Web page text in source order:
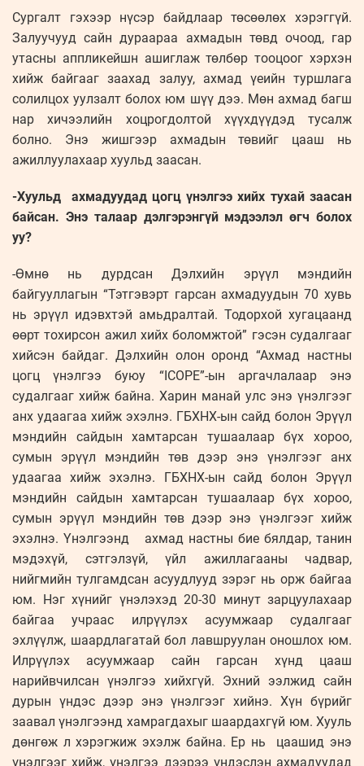
Сургалт гэхээр нүсэр байдлаар төсөөлөх хэрэггүй.
Залуучууд сайн дураараа ахмадын төвд очоод, гар
утасны аппликейшн ашиглаж төлбөр тооцоог хэрхэн
хийж байгааг заахад залуу, ахмад үеийн туршлага
солилцох уулзалт болох юм шүү дээ. Мөн ахмад багш
нар хичээлийн хоцрогдолтой хүүхдүүдэд тусалж
болно. Энэ жишгээр ахмадын төвийг цааш нь
ажиллуулахаар хуульд заасан.
-Хуульд ахмадуудад цогц үнэлгээ хийх тухай заасан
байсан. Энэ талаар дэлгэрэнгүй мэдээлэл өгч болох
уу?
-Өмнө нь дурдсан Дэлхийн эрүүл мэндийн
байгууллагын “Тэтгэвэрт гарсан ахмадуудын 70 хувь
нь эрүүл идэвхтэй амьдралтай. Тодорхой хугацаанд
өөрт тохирсон ажил хийх боломжтой” гэсэн судалгааг
хийсэн байдаг. Дэлхийн олон оронд “Ахмад настны
цогц үнэлгээ буюу “ICOPE”-ын аргачлалаар энэ
судалгааг хийж байна. Харин манай улс энэ үнэлгээг
анх удаагаа хийж эхэлнэ. ГБХНХ-ын сайд болон Эрүүл
мэндийн сайдын хамтарсан тушаалаар бүх хороо,
сумын эрүүл мэндийн төв дээр энэ үнэлгээг анх
удаагаа хийж эхэлнэ. ГБХНХ-ын сайд болон Эрүүл
мэндийн сайдын хамтарсан тушаалаар бүх хороо,
сумын эрүүл мэндийн төв дээр энэ үнэлгээг хийж
эхэлнэ. Үнэлгээнд ахмад настны бие бялдар, танин
мэдэхүй, сэтгэлзүй, үйл ажиллагааны чадвар,
нийгмийн тулгамдсан асуудлууд зэрэг нь орж байгаа
юм. Нэг хүнийг үнэлэхэд 20-30 минут зарцуулахаар
байгаа учраас илрүүлэх асуумжаар судалгааг
эхлүүлж, шаардлагатай бол лавшруулан оношлох юм.
Илрүүлэх асуумжаар сайн гарсан хүнд цааш
нарийвчилсан үнэлгээ хийхгүй. Эхний ээлжид сайн
дурын үндэс дээр энэ үнэлгээг хийнэ. Хүн бүрийг
заавал үнэлгээнд хамрагдахыг шаардахгүй юм. Хууль
дөнгөж л хэрэгжиж эхэлж байна. Ер нь цаашид энэ
үнэлгээг хийж, үнэлгээ дээрээ үндэслэн ахмадуудад